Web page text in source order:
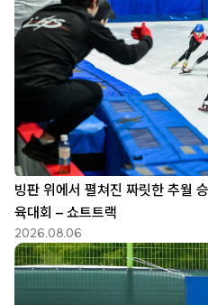
빙판 위에서 펼쳐진 짜릿한 추월
육대회 – 쇼트트랙
2026.08.06